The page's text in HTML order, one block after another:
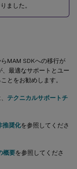
ました。
MAM SDKへの移行が
最適なサポートとユー
とをお勧めします。
テクニカルサポートチ
推奨化を参照してくださ
概要を参照してくださ